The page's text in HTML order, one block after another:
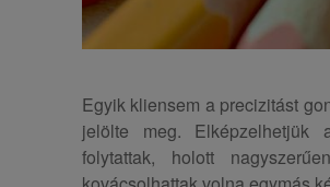
Egyik kliensem a precizitást
jelölte meg. Elképzelhetjük
folytattak, holott